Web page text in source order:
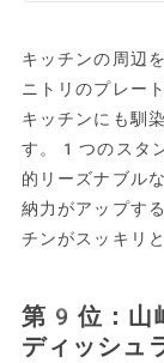
キッチンの周辺
ニトリのプレー
キッチンにも馴
す。1つのスタ
的リーズナブル
納力がアップす
チンがスッキリ
第9位：山
ディッシ